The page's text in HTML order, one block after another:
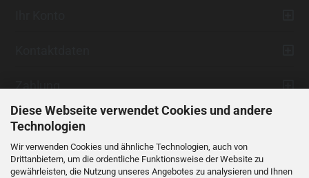
Diese Webseite verwendet Cookies und andere
Technologien
Wir verwenden Cookies und ähnliche Technologien, auch von
Drittanbietern, um die ordentliche Funktionsweise der Website zu
gewährleisten, die Nutzung unseres Angebotes zu analysieren und Ihnen
Zahlung